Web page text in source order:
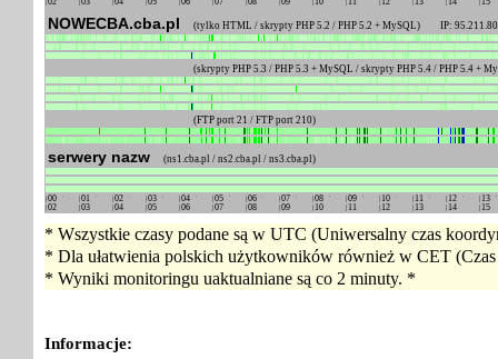
NOWECBA.cba.pl (tylko HTML / skrypty PHP 5.2 / PHP 5.2 + MySQL) IP:
(skrypty PHP 5.3 / PHP 5.3 + MySQL / skrypty PHP 5.4 / PHP 5.4 +
(FTP port 21 / FTP port 210)
serwery nazw (ns1.cba.pl / ns2.cba.pl / ns3.cba.pl)
00 01 02 03 04 05 06 07 08 09 10 11 12
13
02
03 04 05 06 07 08 09 10 11 12 13 14 15
* Wszystkie czasy podane są w UTC (Uniwersalny czas
* Dla ułatwienia polskich użytkowników również w CET
* Wyniki monitoringu uaktualniane są co 2 minuty. *
Informacje: